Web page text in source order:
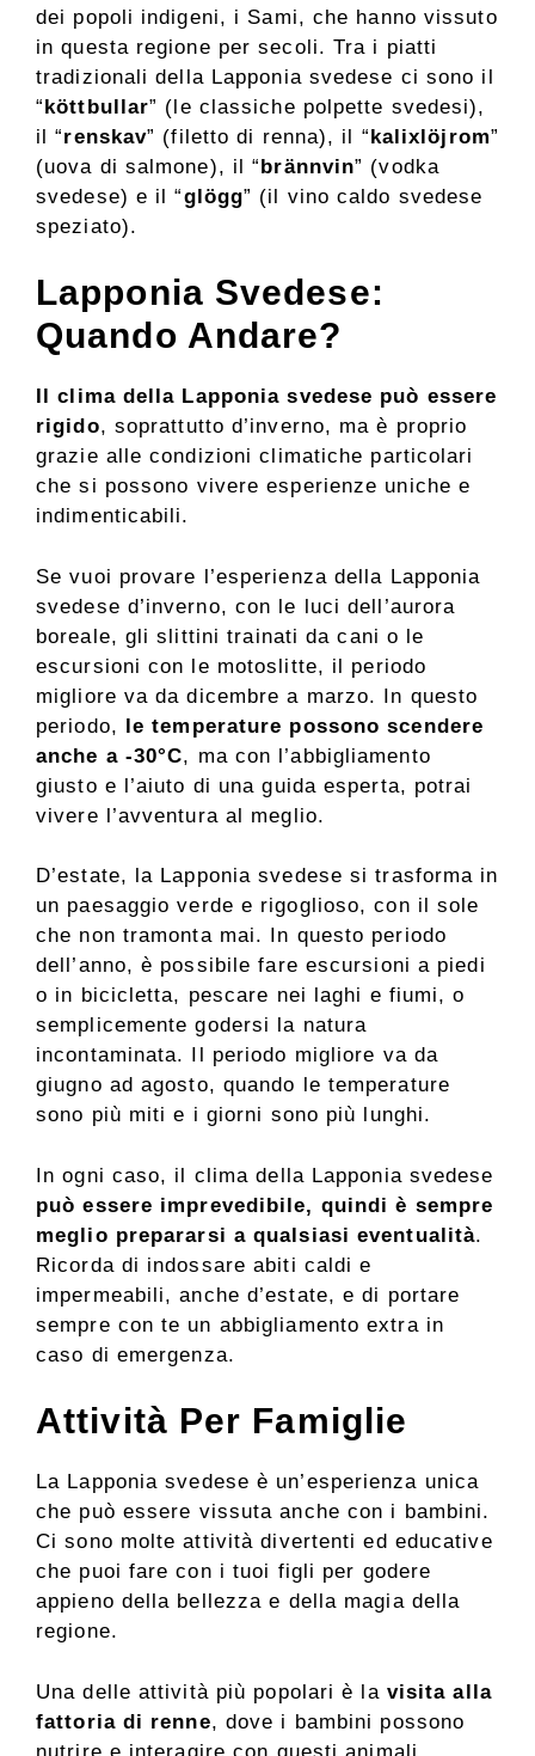
dei popoli indigeni, i Sami, che hanno vissuto
in questa regione per secoli. Tra i piatti
tradizionali della Lapponia svedese ci sono il
“köttbullar” (le classiche polpette svedesi),
il “renskav” (filetto di renna), il “kalixlöjrom”
(uova di salmone), il “brännvin” (vodka
svedese) e il “glögg” (il vino caldo svedese
speziato).
Lapponia Svedese:
Quando Andare?
Il clima della Lapponia svedese può essere
rigido, soprattutto d’inverno, ma è proprio
grazie alle condizioni climatiche particolari
che si possono vivere esperienze uniche e
indimenticabili.
Se vuoi provare l’esperienza della Lapponia
svedese d’inverno, con le luci dell’aurora
boreale, gli slittini trainati da cani o le
escursioni con le motoslitte, il periodo
migliore va da dicembre a marzo. In questo
periodo, le temperature possono scendere
anche a -30°C, ma con l’abbigliamento
giusto e l’aiuto di una guida esperta, potrai
vivere l’avventura al meglio.
D’estate, la Lapponia svedese si trasforma in
un paesaggio verde e rigoglioso, con il sole
che non tramonta mai. In questo periodo
dell’anno, è possibile fare escursioni a piedi
o in bicicletta, pescare nei laghi e fiumi, o
semplicemente godersi la natura
incontaminata. Il periodo migliore va da
giugno ad agosto, quando le temperature
sono più miti e i giorni sono più lunghi.
In ogni caso, il clima della Lapponia svedese
può essere imprevedibile, quindi è sempre
meglio prepararsi a qualsiasi eventualità.
Ricorda di indossare abiti caldi e
impermeabili, anche d’estate, e di portare
sempre con te un abbigliamento extra in
caso di emergenza.
Attività Per Famiglie
La Lapponia svedese è un’esperienza unica
che può essere vissuta anche con i bambini.
Ci sono molte attività divertenti ed educative
che puoi fare con i tuoi figli per godere
appieno della bellezza e della magia della
regione.
Una delle attività più popolari è la visita alla
fattoria di renne, dove i bambini possono